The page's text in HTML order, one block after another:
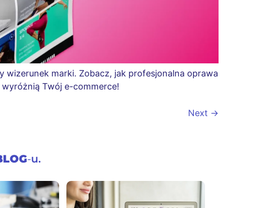
marki. Zobacz, jak profesjonalna oprawa
Twój e-commerce!
Next →
-u.